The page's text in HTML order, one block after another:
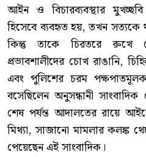
আইন ও বিচারব্যবস্থার
হিসেবে ব্যবহৃত হয়, তখন
কিন্তু তাকে চিরতরে রুখে
প্রভাবশালীদের চোখ রাঙানি,
এবং পুলিশের চরম
বসেছিলেন অনুসন্ধানী
শেষ পর্যন্ত আদালতের রায়ে
মিথ্যা, সাজানো মামলার কলঙ্ক
পেয়েছেন এই সাংবাদিক।